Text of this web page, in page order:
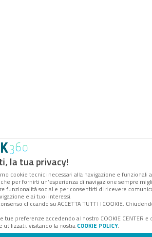
la tua privacy!
cookie tecnici necessari alla navigazione e funzionali
per fornirti un’esperienza di navigazione sempre
funzionalità social e per consentirti di ricevere
e ai tuoi interessi.
cliccando su ACCETTA TUTTI I COOKIE.
tue preferenze accedendo al nostro COOKIE CENTER
utilizzati, visitando la nostra COOKIE POLICY.